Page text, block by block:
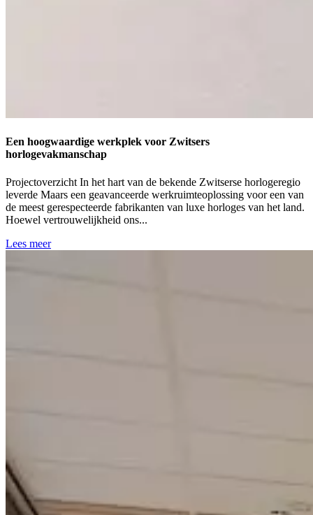
Een hoogwaardige werkplek voor Zwitsers
horlogevakmanschap
Projectoverzicht In het hart van de bekende Zwitserse horlogeregio
leverde Maars een geavanceerde werkruimteoplossing voor een van
de meest gerespecteerde fabrikanten van luxe horloges van het land.
Hoewel vertrouwelijkheid ons...
Lees meer